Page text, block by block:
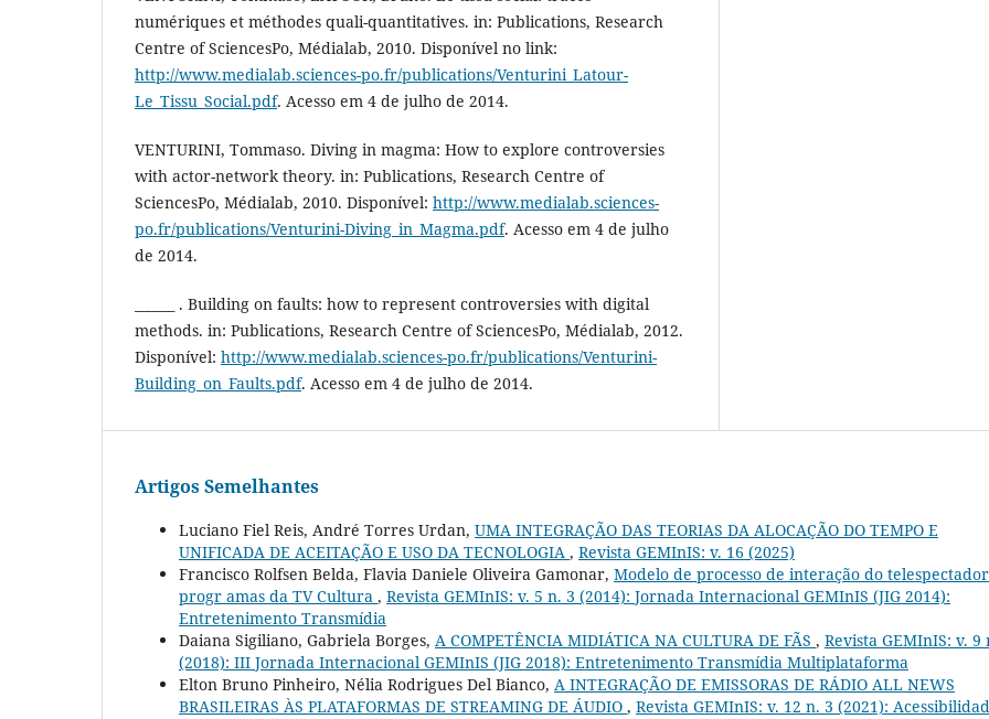
numériques et méthodes quali-quantitatives. in: Publications, Research
Centre of SciencesPo, Médialab, 2010. Disponível no link:
http://www.medialab.sciences-po.fr/publications/Venturini_Latour-
Le_Tissu_Social.pdf. Acesso em 4 de julho de 2014.
VENTURINI, Tommaso. Diving in magma: How to explore controversies
with actor-network theory. in: Publications, Research Centre of
SciencesPo, Médialab, 2010. Disponível: http://www.medialab.sciences-
po.fr/publications/Venturini-Diving_in_Magma.pdf. Acesso em 4 de julho
de 2014.
______ . Building on faults: how to represent controversies with digital
methods. in: Publications, Research Centre of SciencesPo, Médialab, 2012.
Disponível: http://www.medialab.sciences-po.fr/publications/Venturini-
Building_on_Faults.pdf. Acesso em 4 de julho de 2014.
Artigos Semelhantes
Luciano Fiel Reis, André Torres Urdan, UMA INTEGRAÇÃO DAS TEORIAS DA ALOCAÇÃO DO TEMPO E
UNIFICADA DE ACEITAÇÃO E USO DA TECNOLOGIA , Revista GEMInIS: v. 16 (2025)
Francisco Rolfsen Belda, Flavia Daniele Oliveira Gamonar, Modelo de processo de interação do
progr amas da TV Cultura , Revista GEMInIS: v. 5 n. 3 (2014): Jornada Internacional GEMInIS (JIG 2014):
Entretenimento Transmídia
Daiana Sigiliano, Gabriela Borges, A COMPETÊNCIA MIDIÁTICA NA CULTURA DE FÃS , Revista GEMInIS: v. 9
(2018): III Jornada Internacional GEMInIS (JIG 2018): Entretenimento Transmídia Multiplataforma
Elton Bruno Pinheiro, Nélia Rodrigues Del Bianco, A INTEGRAÇÃO DE EMISSORAS DE RÁDIO ALL NEWS
BRASILEIRAS ÀS PLATAFORMAS DE STREAMING DE ÁUDIO , Revista GEMInIS: v. 12 n. 3 (2021):